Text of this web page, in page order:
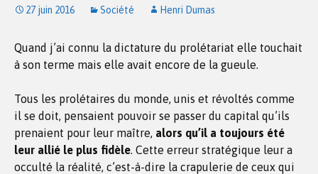
27 juin 2016 Société Henri Dumas
Quand j’ai connu la dictature du prolétariat elle touchait
à son terme mais elle avait encore de la gueule.
Tous les prolétaires du monde, unis et révoltés comme
il se doit, pensaient pouvoir se passer du capital qu’ils
prenaient pour leur maître, alors qu’il a toujours été
leur allié le plus fidèle. Cette erreur stratégique leur a
occulté la réalité, c’est-à-dire la crapulerie de ceux qui